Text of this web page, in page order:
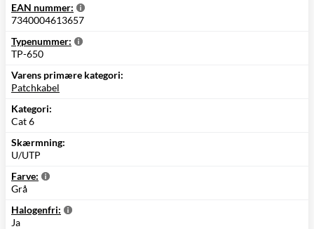
EAN nummer:
7340004613657
Typenummer:
TP-650
Varens primære kategori:
Patchkabel
Kategori:
Cat 6
Skærmning:
U/UTP
Farve:
Grå
Halogenfri:
Ja